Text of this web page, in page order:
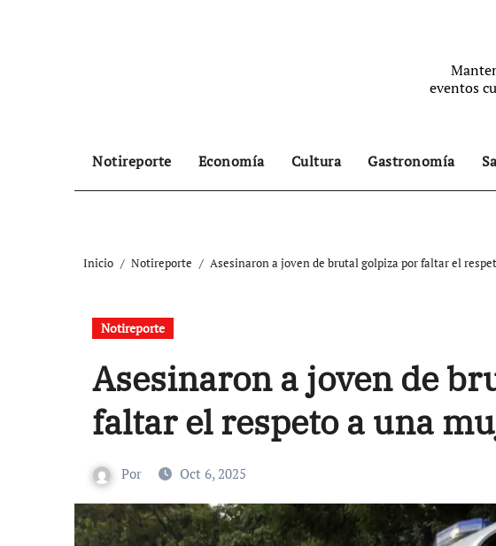
eventos
Notireporte Economía Cultura Gastronomía
Inicio Notireporte Asesinaron a joven de brutal golpiza por faltar el
Notireporte
Asesinaron a joven de
faltar el respeto a una
Por Oct 6, 2025